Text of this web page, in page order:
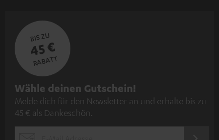
BIS ZU
45 €
RABATT
N
e
w
Wähle deinen Gutschein!
Melde dich für den Newsletter an und erhalte bis zu
45 € als Dankeschön.